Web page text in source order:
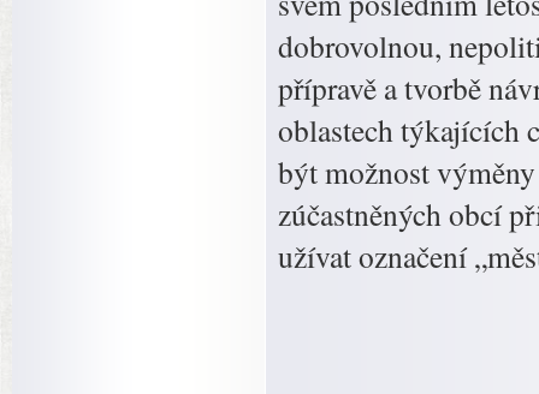
dobrovolnou,
přípravě a tvorbě
oblastech týkajících
být možnost
zúčastněných obcí
užívat označení